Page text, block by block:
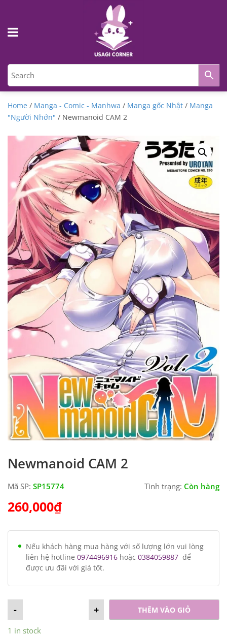
Home / Manga - Comic - Manhwa / Manga gốc Nhật / Manga
"Người Nhớn" / Newmanoid CAM 2
Newmanoid CAM 2
Mã SP: SP15774 Tình trạng: Còn hàng
260,000₫
Nếu khách hàng mua hàng với số lượng lớn vui lòng
liên hệ hotline 0974496916 hoặc 0384059887 để
được ưu đãi với giá tốt.
+
- THÊM VÀO GIỎ
1 in stock